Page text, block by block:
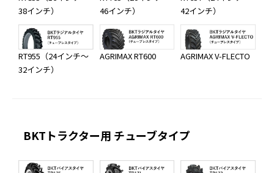
38インチ）
46インチ）
42インチ）
RT955（24インチ～
32インチ）
AGRIMAX RT600 AGRIMAX V-FLECTO
BKTトラクター用 チューブタイプ